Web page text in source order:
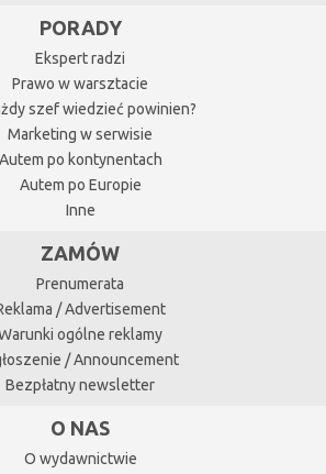
PORADY
Ekspert radzi
Prawo w warsztacie
szef wiedzieć powinien?
Marketing w serwisie
Autem po kontynentach
Autem po Europie
Inne
ZAMÓW
Prenumerata
/ Advertisement
ogólne reklamy
/ Announcement
Bezpłatny newsletter
O NAS
O wydawnictwie